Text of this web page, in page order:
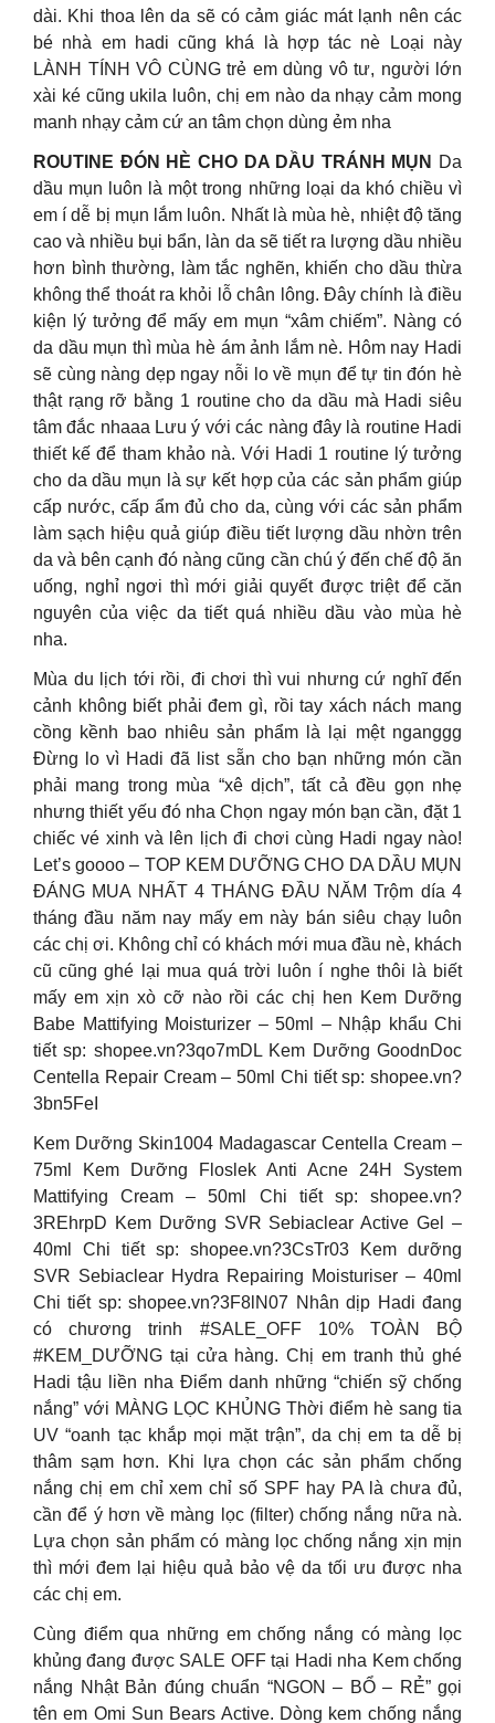
dài. Khi thoa lên da sẽ có cảm giác mát lạnh nên các
bé nhà em hadi cũng khá là hợp tác nè Loại này
LÀNH TÍNH VÔ CÙNG trẻ em dùng vô tư, người lớn
xài ké cũng ukila luôn, chị em nào da nhạy cảm mong
manh nhạy cảm cứ an tâm chọn dùng ẻm nha
ROUTINE ĐÓN HÈ CHO DA DẦU TRÁNH MỤN
Da
dầu mụn luôn là một trong những loại da khó chiều vì
em í dễ bị mụn lắm luôn. Nhất là mùa hè, nhiệt độ tăng
cao và nhiều bụi bẩn, làn da sẽ tiết ra lượng dầu nhiều
hơn bình thường, làm tắc nghẽn, khiến cho dầu thừa
không thể thoát ra khỏi lỗ chân lông. Đây chính là điều
kiện lý tưởng để mấy em mụn “xâm chiếm”. Nàng có
da dầu mụn thì mùa hè ám ảnh lắm nè. Hôm nay Hadi
sẽ cùng nàng dẹp ngay nỗi lo về mụn để tự tin đón hè
thật rạng rỡ bằng 1 routine cho da dầu mà Hadi siêu
tâm đắc nhaaa Lưu ý với các nàng đây là routine Hadi
thiết kế để tham khảo nà. Với Hadi 1 routine lý tưởng
cho da dầu mụn là sự kết hợp của các sản phẩm giúp
cấp nước, cấp ẩm đủ cho da, cùng với các sản phẩm
làm sạch hiệu quả giúp điều tiết lượng dầu nhờn trên
da và bên cạnh đó nàng cũng cần chú ý đến chế độ ăn
uống, nghỉ ngơi thì mới giải quyết được triệt để căn
nguyên của việc da tiết quá nhiều dầu vào mùa hè
nha.
Mùa du lịch tới rồi, đi chơi thì vui nhưng cứ nghĩ đến
cảnh không biết phải đem gì, rồi tay xách nách mang
cồng kềnh bao nhiêu sản phẩm là lại mệt nganggg
Đừng lo vì Hadi đã list sẵn cho bạn những món cần
phải mang trong mùa “xê dịch”, tất cả đều gọn nhẹ
nhưng thiết yếu đó nha Chọn ngay món bạn cần, đặt 1
chiếc vé xinh và lên lịch đi chơi cùng Hadi ngay nào!
Let’s goooo – TOP KEM DƯỠNG CHO DA DẦU MỤN
ĐÁNG MUA NHẤT 4 THÁNG ĐẦU NĂM Trộm día 4
tháng đầu năm nay mấy em này bán siêu chạy luôn
các chị ơi. Không chỉ có khách mới mua đầu nè, khách
cũ cũng ghé lại mua quá trời luôn í nghe thôi là biết
mấy em xịn xò cỡ nào rồi các chị hen Kem Dưỡng
Babe Mattifying Moisturizer – 50ml – Nhập khẩu Chi
tiết sp: shopee.vn?3qo7mDL Kem Dưỡng GoodnDoc
Centella Repair Cream – 50ml Chi tiết sp: shopee.vn?
3bn5FeI
Kem Dưỡng Skin1004 Madagascar Centella Cream –
75ml Kem Dưỡng Floslek Anti Acne 24H System
Mattifying Cream – 50ml Chi tiết sp: shopee.vn?
3REhrpD Kem Dưỡng SVR Sebiaclear Active Gel –
40ml Chi tiết sp: shopee.vn?3CsTr03 Kem dưỡng
SVR Sebiaclear Hydra Repairing Moisturiser – 40ml
Chi tiết sp: shopee.vn?3F8lN07 Nhân dịp Hadi đang
có chương trinh #SALE_OFF 10% TOÀN BỘ
#KEM_DƯỠNG tại cửa hàng. Chị em tranh thủ ghé
Hadi tậu liền nha Điểm danh những “chiến sỹ chống
nắng” với MÀNG LỌC KHỦNG Thời điểm hè sang tia
UV “oanh tạc khắp mọi mặt trận”, da chị em ta dễ bị
thâm sạm hơn. Khi lựa chọn các sản phẩm chống
nắng chị em chỉ xem chỉ số SPF hay PA là chưa đủ,
cần để ý hơn về màng lọc (filter) chống nắng nữa nà.
Lựa chọn sản phẩm có màng lọc chống nắng xịn mịn
thì mới đem lại hiệu quả bảo vệ da tối ưu được nha
các chị em.
Cùng điểm qua những em chống nắng có màng lọc
khủng đang được SALE OFF tại Hadi nha Kem chống
nắng Nhật Bản đúng chuẩn “NGON – BỔ – RẺ” gọi
tên em Omi Sun Bears Active. Dòng kem chống nắng